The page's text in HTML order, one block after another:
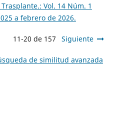
Vol. 14 Núm. 1
a febrero de 2026.
11-20 de 157 Siguiente
de similitud avanzada